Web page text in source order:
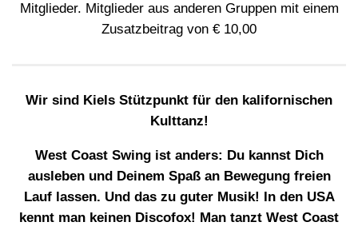
Mitglieder. Mitglieder aus anderen Gruppen mit einem
Zusatzbeitrag von € 10,00
Wir sind Kiels Stützpunkt für den kalifornischen
Kulttanz!
West Coast Swing ist anders: Du kannst Dich
ausleben und Deinem Spaß an Bewegung freien
Lauf lassen. Und das zu guter Musik! In den USA
kennt man keinen Discofox! Man tanzt West Coast